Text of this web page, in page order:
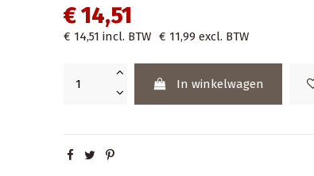
€ 14,51
€ 14,51 incl. BTW € 11,99 excl. BTW
In winkelwagen